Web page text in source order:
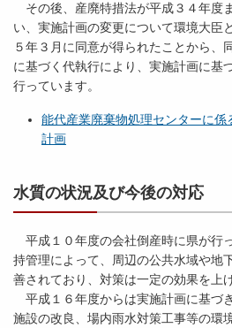
その後、産廃特措法が平成３４年度
い、実施計画の変更について環境大臣
５年３月に同意が得られたことから、
に基づく代執行により、実施計画に基
行っています。
能代産業廃棄物処理センターに
計画
水質の状況及び今後の対応
平成１０年度の会社倒産時に県が行
持管理によって、周辺の公共水域や地
善されており、対策は一定の効果を上
平成１６年度からは実施計画に基づ
施設の改良、場内雨水対策工事等の環